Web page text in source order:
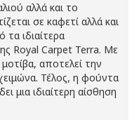
αλλά και το
σε καφετί αλλά και
ιδιαίτερα
Royal Carpet Terra. Με
αποτελεί την
Τέλος, η φούντα
μια ιδιαίτερη αίσθηση